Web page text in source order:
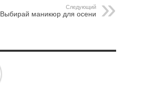
Следующий
Выбирай маникюр для осени